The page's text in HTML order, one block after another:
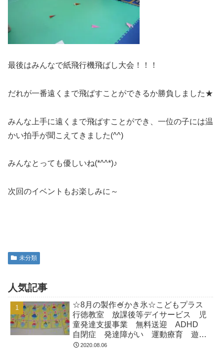
最後はみんなで紙飛行機飛ばし大会！！！
だれが一番遠くまで飛ばすことができるか勝負しました★
みんな上手に遠くまで飛ばすことができ、一位の子には温
かい拍手が聞こえてきました(^^)
みんなとっても優しいね(*^^*)♪
次回のイベントもお楽しみに～
未分類
人気記事
☆8月の製作🍧かき氷☆こどもプラス
行徳教室 放課後等デイサービス 児
童発達支援事業 無料送迎 ADHD
自閉症 発達障がい 運動療育 遊
び 南行徳 市川市 浦安市
2020.08.06